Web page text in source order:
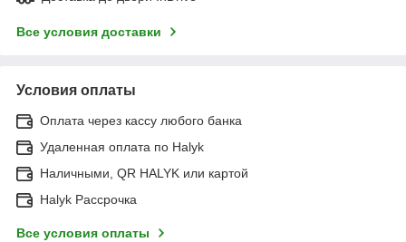
Все условия доставки
Условия оплаты
Оплата через кассу любого банка
Удаленная оплата по Halyk
Наличными, QR HALYK или картой
Halyk Рассрочка
Все условия оплаты